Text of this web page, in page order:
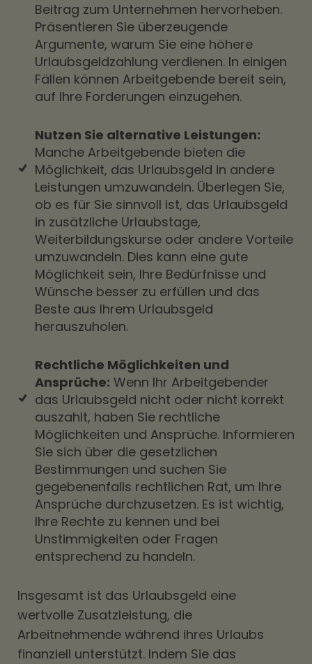
Beitrag zum Unternehmen hervorheben.
Präsentieren Sie überzeugende
Argumente, warum Sie eine höhere
Urlaubsgeldzahlung verdienen. In einigen
Fällen können Arbeitgebende bereit sein,
auf Ihre Forderungen einzugehen.
Nutzen Sie alternative Leistungen:
Manche Arbeitgebende bieten die
Möglichkeit, das Urlaubsgeld in andere
Leistungen umzuwandeln. Überlegen Sie,
ob es für Sie sinnvoll ist, das Urlaubsgeld
in zusätzliche Urlaubstage,
Weiterbildungskurse oder andere Vorteile
umzuwandeln. Dies kann eine gute
Möglichkeit sein, Ihre Bedürfnisse und
Wünsche besser zu erfüllen und das
Beste aus Ihrem Urlaubsgeld
herauszuholen.
Rechtliche Möglichkeiten und
Ansprüche: Wenn Ihr Arbeitgebender
das Urlaubsgeld nicht oder nicht korrekt
auszahlt, haben Sie rechtliche
Möglichkeiten und Ansprüche. Informieren
Sie sich über die gesetzlichen
Bestimmungen und suchen Sie
gegebenenfalls rechtlichen Rat, um Ihre
Ansprüche durchzusetzen. Es ist wichtig,
Ihre Rechte zu kennen und bei
Unstimmigkeiten oder Fragen
entsprechend zu handeln.
Insgesamt ist das Urlaubsgeld eine
wertvolle Zusatzleistung, die
Arbeitnehmende während ihres Urlaubs
finanziell unterstützt. Indem Sie das